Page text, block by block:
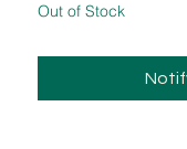
Out of Stock